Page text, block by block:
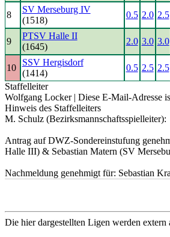
8
SV Merseburg IV
(1518)
0.5 2.0 2.5
9
PTSV Halle II
(1645)
2.0 3.0 3.0
10
SSV Hergisdorf
(1414)
0.5 2.5 2.5
Staffelleiter
Wolfgang Locker | Diese E-Mail-Adresse
Hinweis des Staffelleiters
M. Schulz (Bezirksmannschaftsspielleiter):
Antrag auf DWZ-Sondereinstufung
Halle III) & Sebastian Matern (SV
Nachmeldung genehmigt für: Sebastian
Die hier dargestellten Ligen werden